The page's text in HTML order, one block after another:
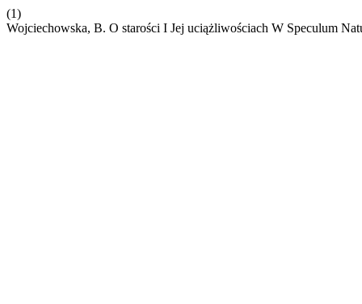
(1)
Wojciechowska, B. O starości I Jej uciążliwościach W Speculum